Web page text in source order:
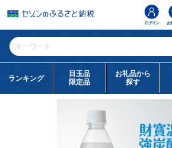
ログイン お
ランキング
目玉品
限定品
お礼品から
探す